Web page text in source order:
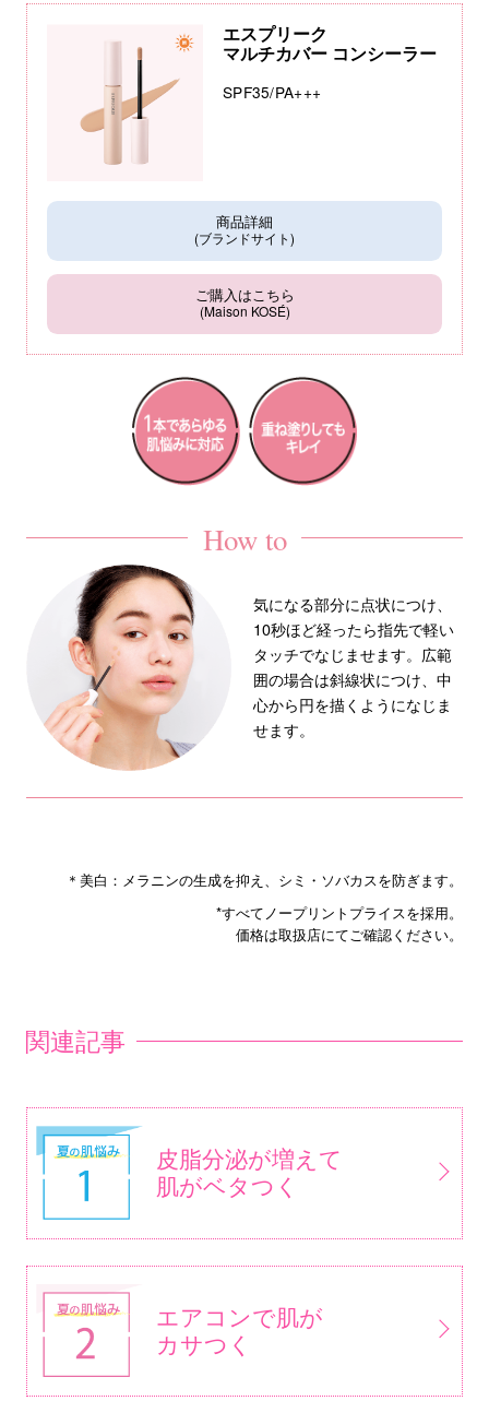
エスプリーク
マルチカバー コンシーラー
SPF35/PA+++
商品詳細
(ブランドサイト)
ご購入はこちら
(Maison KOSÉ)
How to
気になる部分に点状につけ、
10秒ほど経ったら指先で軽い
タッチでなじませます。広範
囲の場合は斜線状につけ、中
心から円を描くようになじま
せます。
＊美白：メラニンの生成を抑え、シミ・ソバカスを防ぎます。
*すべてノープリントプライスを採用。
価格は取扱店にてご確認ください。
関連記事
皮脂分泌が増えて
肌がベタつく
エアコンで肌が
カサつく